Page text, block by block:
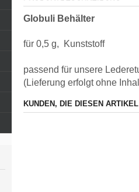
Globuli Behälter
für 0,5 g, Kunststoff
passend für unsere
(Lieferung erfolgt ohne
KUNDEN, DIE DIESEN